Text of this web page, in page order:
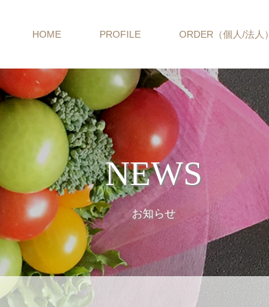
HOME PROFILE ORDER（個人/法人）
NEWS
お知らせ